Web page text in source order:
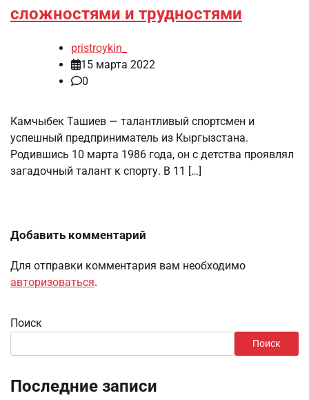
сложностями и трудностями
pristroykin_
15 марта 2022
0
Камчыбек Ташиев — талантливый спортсмен и
успешный предприниматель из Кыргызстана.
Родившись 10 марта 1986 года, он с детства проявлял
загадочный талант к спорту. В 11 […]
Добавить комментарий
Для отправки комментария вам необходимо
авторизоваться.
Поиск
Поиск
Последние записи